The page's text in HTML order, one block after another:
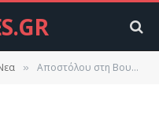
» Αποστόλου στη Βουλή: Δεν θα φορολογηθούν οι αγροτικές επιδοτήσεις, το αφορολόγητο θα ισχύσει για το εισόδημα του 2015